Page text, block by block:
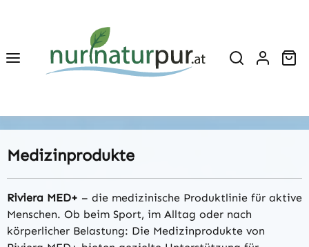
Medizinprodukte
Riviera MED+ – die medizinische Produktlinie für aktive
Menschen. Ob beim Sport, im Alltag oder nach
körperlicher Belastung: Die Medizinprodukte von